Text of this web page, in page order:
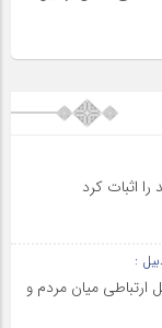
اثبات کرد
:
ارتباطی میان مردم و